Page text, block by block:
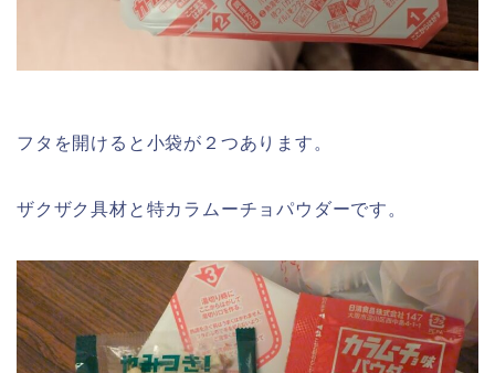
フタを開けると小袋が２つあります。
ザクザク具材と特カラムーチョパウダーです。